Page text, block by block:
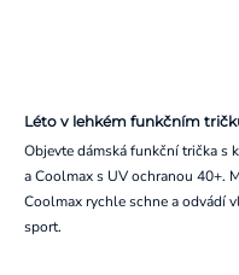
Léto v lehkém funkčním
Objevte dámská funkční trička s
a Coolmax s UV ochranou 40+.
Coolmax rychle schne a odvádí
sport.